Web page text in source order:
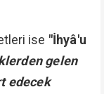
ise "İhyâ'u
gelen
edecek